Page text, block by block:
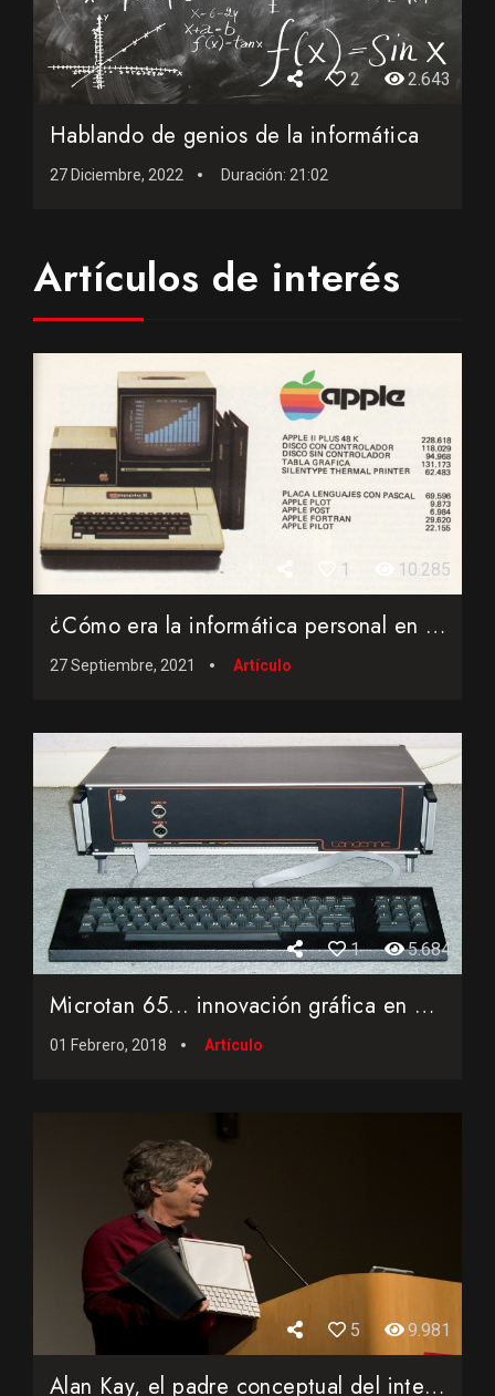
2 2.643
Hablando de genios de la informática
27 Diciembre, 2022 Duración: 21:02
Artículos de interés
1 10.285
¿Cómo era la informática personal en el año 1982?
27 Septiembre, 2021 Artículo
1 5.684
Microtan 65... innovación gráfica en el año 1979
01 Febrero, 2018 Artículo
5 9.981
Alan Kay, el padre conceptual del interfaz gráfico GUI